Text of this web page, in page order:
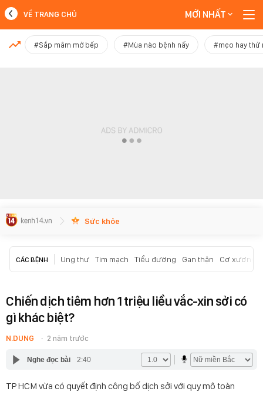
MỚI NHẤT
VỀ TRANG CHỦ MỚI NHẤT
#Sắp mâm mở bếp #Mùa nào bệnh nấy #mẹo hay thử
Sức khỏe
CÁC BỆNH Ung thư Tim mạch Tiểu đường Gan thận Cơ xương
Chiến dịch tiêm hơn 1 triệu liều vắc-xin sởi có
gì khác biệt?
N.DUNG 2 năm trước
Nghe đọc bài 2:40
TP HCM vừa có quyết định công bố dịch sởi với quy mô toàn